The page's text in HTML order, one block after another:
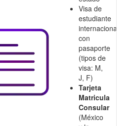
Visa de
estudiante
internacional
con
pasaporte
(tipos de
visa: M,
J, F)
Tarjeta
Matricula
Consular
(México